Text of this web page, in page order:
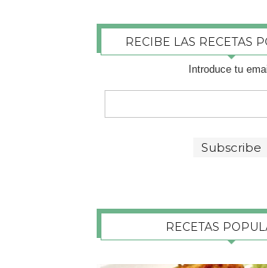
RECIBE LAS RECETAS
Introduce tu
RECETAS